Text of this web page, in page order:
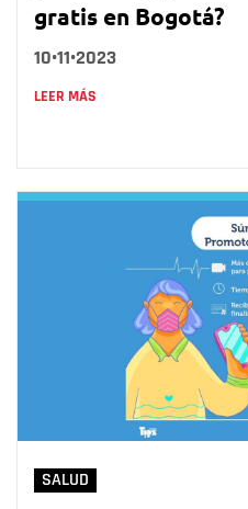
gratis en Bogotá?
10•11•2023
LEER MÁS
SALUD